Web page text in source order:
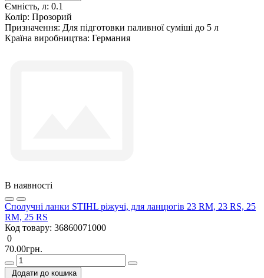
Ємність, л: 0.1
Колір: Прозорий
Призначення: Для підготовки паливної суміші до 5 л
Країна виробництва: Германия
В наявності
Сполучні ланки STIHL ріжучі, для ланцюгів 23 RM, 23 RS, 25
RM, 25 RS
Код товару: 36860071000
0
70.00грн.
Додати до кошика